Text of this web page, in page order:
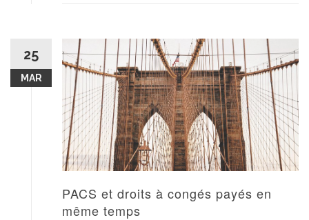
25
MAR
PACS et droits à congés payés en
même temps